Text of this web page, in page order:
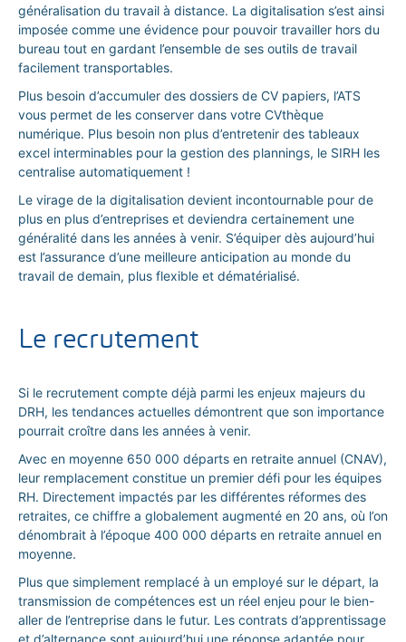
généralisation du travail à distance. La digitalisation s’est ainsi
imposée comme une évidence pour pouvoir travailler hors du
bureau tout en gardant l’ensemble de ses outils de travail
facilement transportables.
Plus besoin d’accumuler des dossiers de CV papiers, l’ATS
vous permet de les conserver dans votre CVthèque
numérique. Plus besoin non plus d’entretenir des tableaux
excel interminables pour la gestion des plannings, le SIRH les
centralise automatiquement !
Le virage de la digitalisation devient incontournable pour de
plus en plus d’entreprises et deviendra certainement une
généralité dans les années à venir. S’équiper dès aujourd’hui
est l’assurance d’une meilleure anticipation au monde du
travail de demain, plus flexible et dématérialisé.
Le recrutement
Si le recrutement compte déjà parmi les enjeux majeurs du
DRH, les tendances actuelles démontrent que son importance
pourrait croître dans les années à venir.
Avec en moyenne 650 000 départs en retraite annuel (CNAV),
leur remplacement constitue un premier défi pour les équipes
RH. Directement impactés par les différentes réformes des
retraites, ce chiffre a globalement augmenté en 20 ans, où l’on
dénombrait à l’époque 400 000 départs en retraite annuel en
moyenne.
Plus que simplement remplacé à un employé sur le départ, la
transmission de compétences est un réel enjeu pour le bien-
aller de l’entreprise dans le futur. Les contrats d’apprentissage
et d’alternance sont aujourd’hui une réponse adaptée pour